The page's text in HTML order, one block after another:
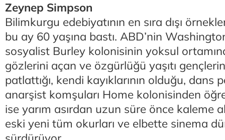
Zeynep Simpson
Bilimkurgu edebiyatının en sıra dışı
bu ay 60 yaşına bastı. ABD’nin
sosyalist Burley kolonisinin yoksul
gözlerini açan ve özgürlüğü yaşıtı
patlattığı, kendi kayıklarının olduğu, dans
anarşist komşuları Home kolonisinden
ise yarım asırdan uzun süre önce kaleme
eski yeni tüm okurları ve elbette sinema